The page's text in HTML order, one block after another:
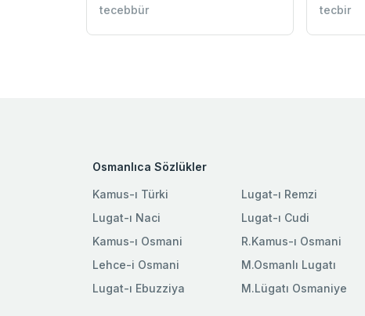
tecebbür tecbir
Osmanlıca Sözlükler
Kamus-ı Türki
Lugat-ı Naci
Kamus-ı Osmani
Lehce-i Osmani
Lugat-ı Ebuzziya
Lugat-ı Remzi
Lugat-ı Cudi
R.Kamus-ı Osmani
M.Osmanlı Lugatı
M.Lügatı Osmaniye